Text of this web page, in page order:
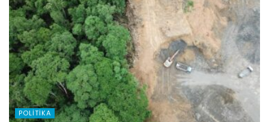
POLITIKA